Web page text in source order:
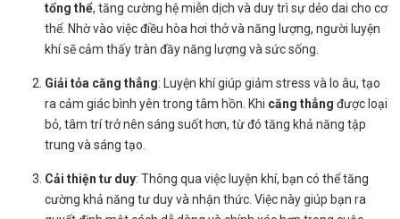
tổng thể, tăng cường hệ miễn dịch và duy trì sự dẻo dai cho cơ
thể. Nhờ vào việc điều hòa hơi thở và năng lượng, người luyện
khí sẽ cảm thấy tràn đầy năng lượng và sức sống.
Giải tỏa căng thẳng: Luyện khí giúp giảm stress và lo âu, tạo
ra cảm giác bình yên trong tâm hồn. Khi căng thẳng được loại
bỏ, tâm trí trở nên sáng suốt hơn, từ đó tăng khả năng tập
trung và sáng tạo.
Cải thiện tư duy: Thông qua việc luyện khí, bạn có thể tăng
cường khả năng tư duy và nhận thức. Việc này giúp bạn ra